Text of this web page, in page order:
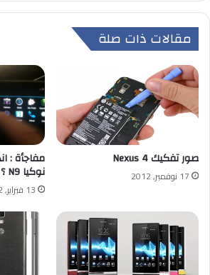
مقالات ذات صلة
صور تفكيك Nexus 4
17 نوفمبر, 2012 نوكيا N9 ؟
13 فبراير, 2012